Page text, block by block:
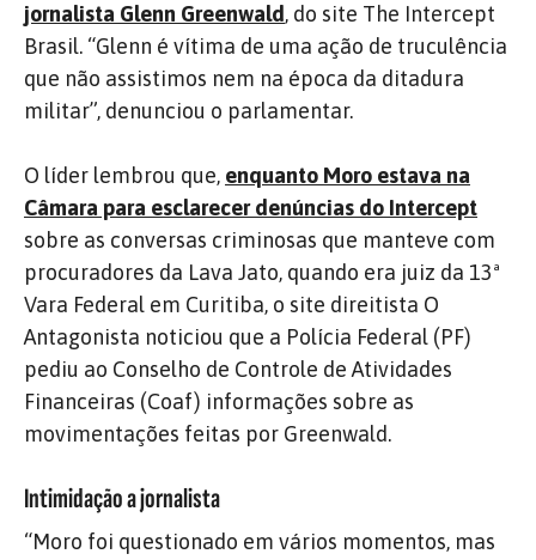
jornalista Glenn Greenwald, do site The Intercept
Brasil. “Glenn é vítima de uma ação de truculência
que não assistimos nem na época da ditadura
militar”, denunciou o parlamentar.
O líder lembrou que, enquanto Moro estava na
Câmara para esclarecer denúncias do Intercept
sobre as conversas criminosas que manteve com
procuradores da Lava Jato, quando era juiz da 13ª
Vara Federal em Curitiba, o site direitista O
Antagonista noticiou que a Polícia Federal (PF)
pediu ao Conselho de Controle de Atividades
Financeiras (Coaf) informações sobre as
movimentações feitas por Greenwald.
Intimidação a jornalista
“Moro foi questionado em vários momentos, mas